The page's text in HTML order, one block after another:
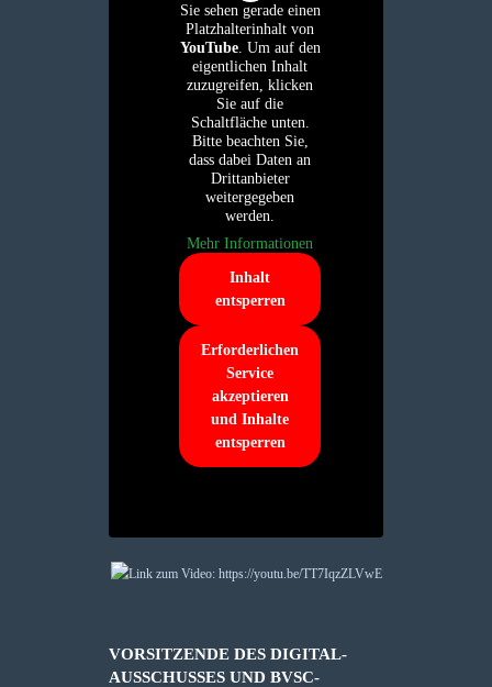
Sie sehen gerade einen
Platzhalterinhalt von
YouTube. Um auf den
eigentlichen Inhalt
zuzugreifen, klicken
Sie auf die
Schaltfläche unten.
Bitte beachten Sie,
dass dabei Daten an
Drittanbieter
weitergegeben
werden.
Mehr Informationen
Inhalt
entsperren
Erforderlichen
Service
akzeptieren
und Inhalte
entsperren
VORSITZENDE DES DIGITAL-
AUSSCHUSSES UND BVSC-